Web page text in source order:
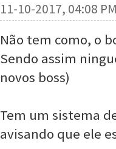
11-10-2017, 04:08
Não tem como, o
Sendo assim
novos boss)
Tem um sistema
avisando que ele